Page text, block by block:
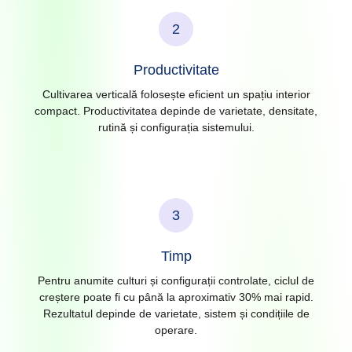
2
Productivitate
Cultivarea verticală folosește eficient un spațiu interior
compact. Productivitatea depinde de varietate, densitate,
rutină și configurația sistemului.
3
Timp
Pentru anumite culturi și configurații controlate, ciclul de
creștere poate fi cu până la aproximativ 30% mai rapid.
Rezultatul depinde de varietate, sistem și condițiile de
operare.